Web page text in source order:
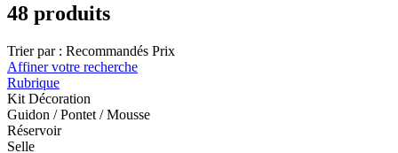
48 produits
Trier par : Recommandés Prix
Affiner votre recherche
Rubrique
Kit Décoration
Guidon / Pontet / Mousse
Réservoir
Selle